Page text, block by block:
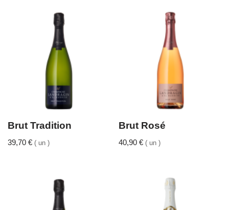
Brut Tradition
39,70 € ( un )
Brut Rosé
40,90€ ( un )